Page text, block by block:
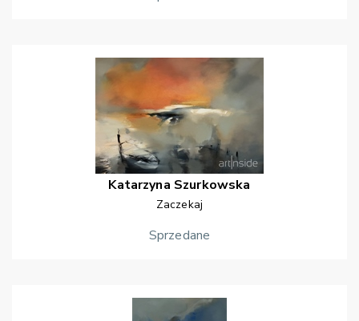
Katarzyna Szurkowska
Zaczekaj
Sprzedane